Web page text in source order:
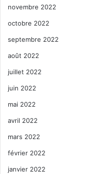
novembre 2022
octobre 2022
septembre 2022
août 2022
juillet 2022
juin 2022
mai 2022
avril 2022
mars 2022
février 2022
janvier 2022